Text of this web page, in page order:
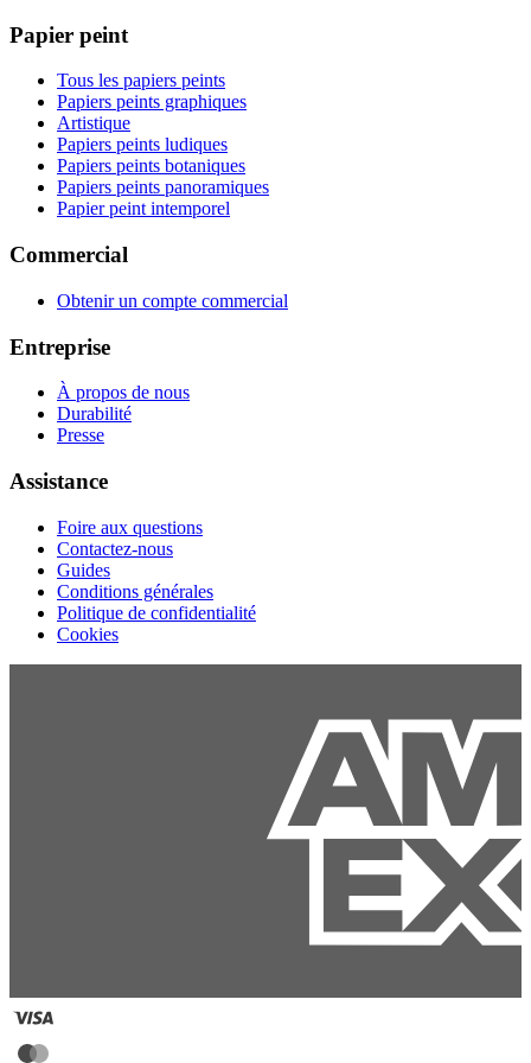
Papier peint
Tous les papiers peints
Papiers peints graphiques
Artistique
Papiers peints ludiques
Papiers peints botaniques
Papiers peints panoramiques
Papier peint intemporel
Commercial
Obtenir un compte commercial
Entreprise
À propos de nous
Durabilité
Presse
Assistance
Foire aux questions
Contactez-nous
Guides
Conditions générales
Politique de confidentialité
Cookies